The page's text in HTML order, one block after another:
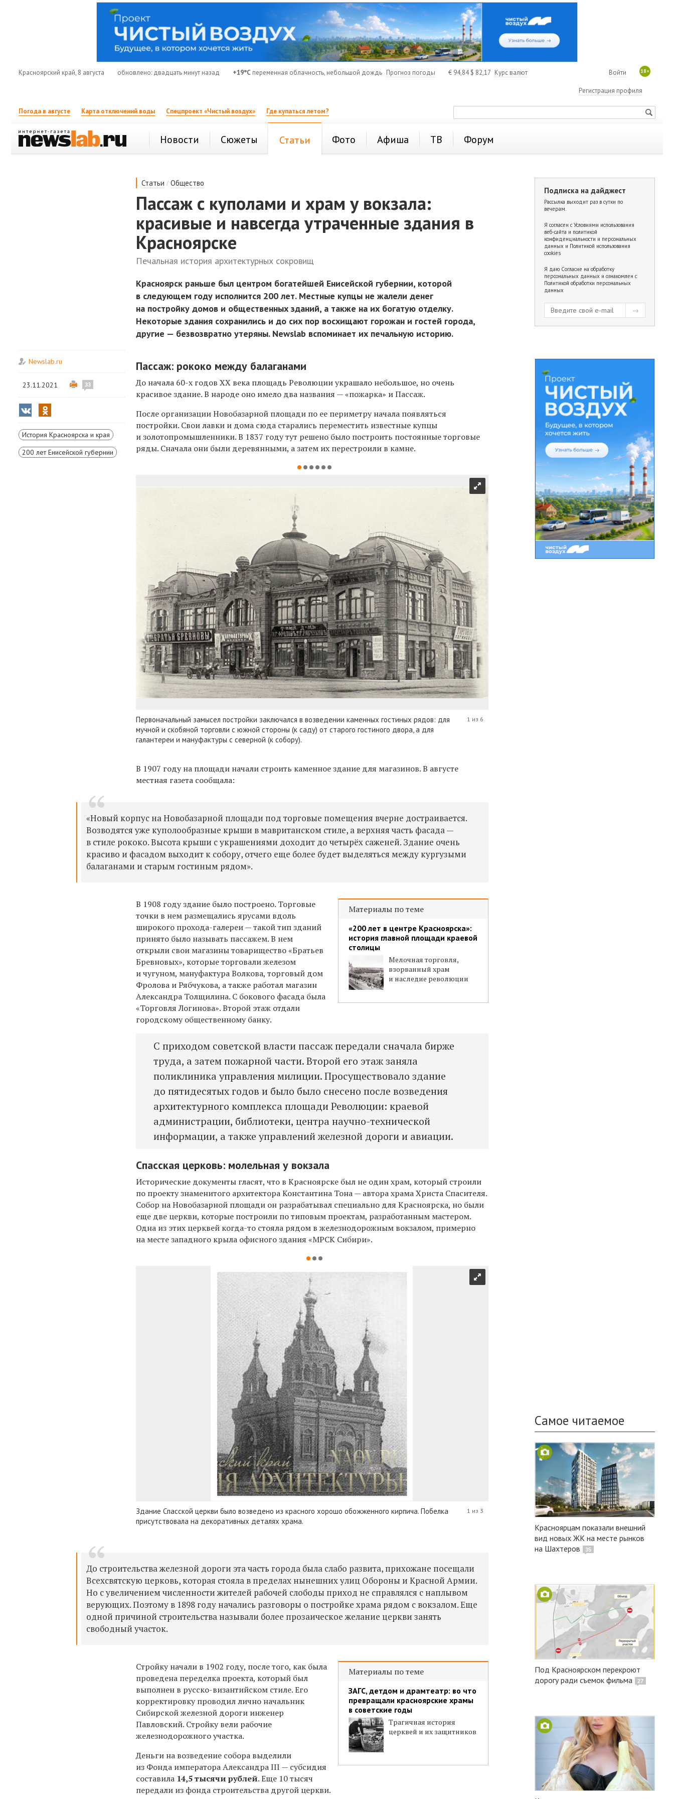
Красноярский край, 8 августа обновлено: двадцать минут назад +19°C переменная облачность, небольшой дождь Прогноз погоды € 94,84$ 82,17 Курс валют 18+
Войти
Регистрация профиля
Погода в августе Карта отключений воды Спецпроект «Чистый воздух» Где купаться летом?
Новости Сюжеты Статьи Фото Афиша ТВ Форум
Статьи /Общество
Пассаж с куполами и храм у вокзала:
красивые и навсегда утраченные здания в
Красноярске
Печальная история архитектурных сокровищ
Красноярск раньше был центром богатейшей Енисейской губернии, которой
в следующем году исполнится 200 лет. Местные купцы не жалели денег
на постройку домов и общественных зданий, а также на их богатую отделку.
Некоторые здания сохранились и до сих пор восхищают горожан и гостей города,
другие — безвозвратно утеряны. Newslab вспоминает их печальную историю.
Newslab.ru
23.11.2021 33
История Красноярска и края
200 лет Енисейской губернии
Пассаж: рококо между балаганами
До начала 60-х годов XX века площадь Революции украшало небольшое, но очень
красивое здание. В народе оно имело два названия — «пожарка» и Пассаж.
После организации Новобазарной площади по ее периметру начала появляться
постройки. Свои лавки и дома сюда старались переместить известные купцы
и золотопромышленники. В 1837 году тут решено было построить постоянные торговые
ряды. Сначала они были деревянными, а затем их перестроили в камне.
Первоначальный замысел постройки заключался в возведении каменных гостиных рядов: для
мучной и скобяной торговли с южной стороны (к саду) от старого гостиного двора, а для
галантереи и мануфактуры с северной (к собору).
1 из 6
В 1907 году на площади начали строить каменное здание для магазинов. В августе
местная газета сообщала:
«Новый корпус на Новобазарной площади под торговые помещения вчерне достраивается.
Возводятся уже куполообразные крыши в мавританском стиле, а верхняя часть фасада —
в стиле рококо. Высота крыши с украшениями доходит до четырёх саженей. Здание очень
красиво и фасадом выходит к собору, отчего еще более будет выделяться между кургузыми
балаганами и старым гостиным рядом».
Материалы по теме
«200 лет в центре Красноярска»:
история главной площади краевой
столицы
Мелочная торговля,
взорванный храм
и наследие революции
В 1908 году здание было построено. Торговые
точки в нем размещались ярусами вдоль
широкого прохода-галереи — такой тип зданий
принято было называть пассажем. В нем
открыли свои магазины товарищество «Братьев
Бревновых», которые торговали железом
и чугуном, мануфактура Волкова, торговый дом
Фролова и Рябчукова, а также работал магазин
Александра Толщилина. С бокового фасада была
«Торговля Логинова». Второй этаж отдали
городскому общественному банку.
С приходом советской власти пассаж передали сначала бирже
труда, а затем пожарной части. Второй его этаж заняла
поликлиника управления милиции. Просуществовало здание
до пятидесятых годов и было было снесено после возведения
архитектурного комплекса площади Революции: краевой
администрации, библиотеки, центра научно-технической
информации, а также управлений железной дороги и авиации.
Спасская церковь: молельная у вокзала
Исторические документы гласят, что в Красноярске был не один храм, который строили
по проекту знаменитого архитектора Константина Тона — автора храма Христа Спасителя.
Собор на Новобазарной площади он разрабатывал специально для Красноярска, но были
еще две церкви, которые построили по типовым проектам, разработанным мастером.
Одна из этих церквей когда-то стояла рядом в железнодорожным вокзалом, примерно
на месте западного крыла офисного здания «МРСК Сибири».
Здание Спасской церкви было возведено из красного хорошо обожженного кирпича. Побелка
присутствовала на декоративных деталях храма.
1 из 3
До строительства железной дороги эта часть города была слабо развита, прихожане посещали
Всехсвятскую церковь, которая стояла в пределах нынешних улиц Обороны и Красной Армии.
Но с увеличением численности жителей рабочей слободы приход не справлялся с наплывом
верующих. Поэтому в 1898 году начались разговоры о постройке храма рядом с вокзалом. Еще
одной причиной строительства называли более прозаическое желание церкви занять
свободный участок.
Материалы по теме
ЗАГС, детдом и драмтеатр: во что
превращали красноярские храмы
в советские годы
Трагичная история
церквей и их защитников
Стройку начали в 1902 году, после того, как была
проведена переделка проекта, который был
выполнен в русско-византийском стиле. Его
корректировку проводил лично начальник
Сибирской железной дороги инженер
Павловский. Стройку вели рабочие
железнодорожного участка.
Деньги на возведение собора выделили
из Фонда императора Александра III — субсидия
составила 14,5 тысячи рублей. Еще 10 тысяч
передали из фонда строительства другой церкви.
Подписка на дайджест
Рассылка выходит раз в сутки по
вечерам.
Я согласен с Условиями использования
веб-сайта и политикой
конфиденциальности и персональных
данных и Политикой использования
cookies
Я даю Согласие на обработку
персональных данных и ознакомлен с
Политикой обработки персональных
данных
Самое читаемое
Красноярцам показали внешний
вид новых ЖК на месте рынков
на Шахтеров
35
Под Красноярском перекроют
дорогу ради съемок фильма
27